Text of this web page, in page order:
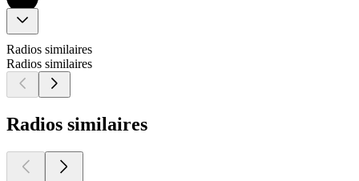
Radios similaires
Radios similaires
Radios similaires